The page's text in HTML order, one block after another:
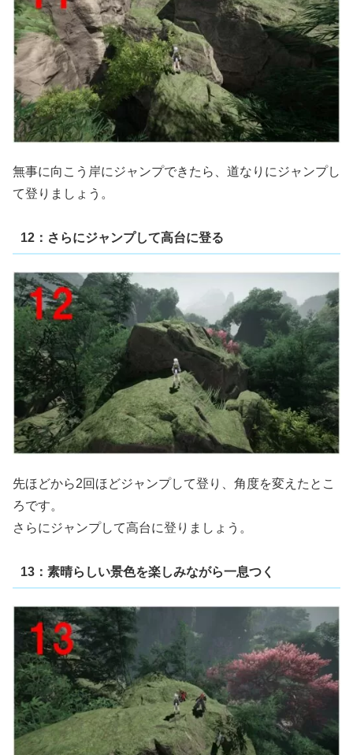
無事に向こう岸にジャンプできたら、道なりにジャンプし
て登りましょう。
12：さらにジャンプして高台に登る
先ほどから2回ほどジャンプして登り、角度を変えたとこ
ろです。
さらにジャンプして高台に登りましょう。
13：素晴らしい景色を楽しみながら一息つく